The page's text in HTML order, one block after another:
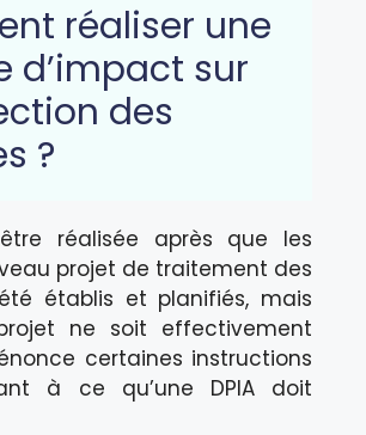
réaliser une
d’impact sur
des
?
réalisée après que les
projet de traitement des
établis et planifiés, mais
ne soit effectivement
certaines instructions
à ce qu’une DPIA doit